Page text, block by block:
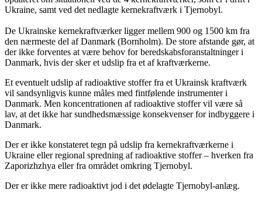
Ukraine, samt ved det nedlagte kernekraftværk i Tjernobyl.
De Ukrainske kernekraftværker ligger mellem 900 og 1500 km fra
den nærmeste del af Danmark (Bornholm). De store afstande gør, at
der ikke forventes at være behov for beredskabsforanstaltninger i
Danmark, hvis der sker et udslip fra et af kraftværkerne.
Et eventuelt udslip af radioaktive stoffer fra et Ukrainsk kraftværk
vil sandsynligvis kunne måles med fintfølende instrumenter i
Danmark. Men koncentrationen af radioaktive stoffer vil være så
lav, at det ikke har sundhedsmæssige konsekvenser for indbyggere i
Danmark.
Der er ikke konstateret tegn på udslip fra kernekraftværkerne i
Ukraine eller regional spredning af radioaktive stoffer – hverken fra
Zaporizhzhya eller fra området omkring Tjernobyl.
Der er ikke mere radioaktivt jod i det ødelagte Tjernobyl-anlæg.